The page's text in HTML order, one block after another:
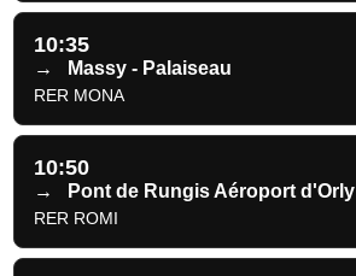
10:35
→ Massy - Palaiseau
RER MONA
10:50
→ Pont de Rungis Aéroport d'Orly
RER ROMI